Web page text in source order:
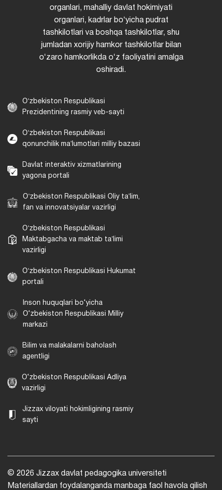
organlari, mahalliy davlat hokimiyati
organlari, kadrlar boʻyicha pudrat
tashkilotlari va boshqa tashkilotlar, shu
jumladan xorijiy hamkor tashkilotlar bilan
oʻzaro hamkorlikda oʻz faoliyatini amalga
oshiradi.
Oʻzbekiston Respublikasi
Prezidentining rasmiy veb-sayti
Oʻzbekiston Respublikasi
qonunchilik maʼlumotlari milliy bazasi
Davlat interaktiv xizmatlarining
yagona portali
Oʻzbekiston Respublikasi Oliy taʼlim,
fan va innovatsiyalar vazirligi
Oʻzbekiston Respublikasi
Maktabgacha va maktab taʼlimi
vazirligi
Oʻzbekiston Respublikasi Hukumat
portali
Inson huquqlari bo‘yicha
O‘zbekiston Respublikasi Milliy
markazi
Bilim va malakalarni baholash
agentligi
O‘zbekiston Respublikasi Adliya
vazirligi
Jizzax viloyati hokimligining rasmiy
sayti
© 2026 Jizzax davlat pedagogika universiteti
Materiallardan foydalanganda manbaga faol havola qilish